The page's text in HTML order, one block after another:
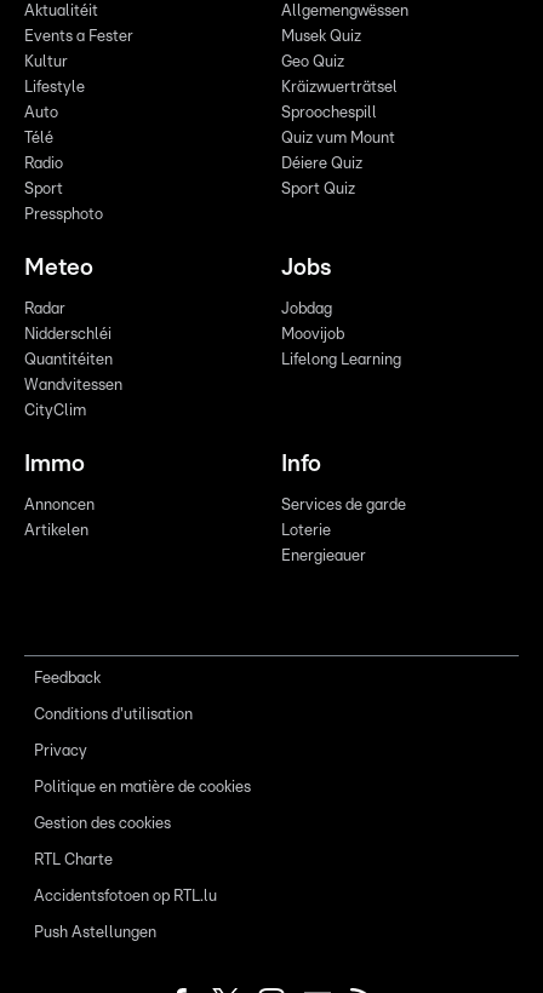
Aktualitéit
Events a Fester
Kultur
Lifestyle
Auto
Télé
Radio
Sport
Pressphoto
Allgemengwëssen
Musek Quiz
Geo Quiz
Kräizwuerträtsel
Sproochespill
Quiz vum Mount
Déiere Quiz
Sport Quiz
Meteo
Radar
Nidderschléi
Quantitéiten
Wandvitessen
CityClim
Jobs
Jobdag
Moovijob
Lifelong Learning
Immo
Annoncen
Artikelen
Info
Services de garde
Loterie
Energieauer
Feedback
Conditions d'utilisation
Privacy
Politique en matière de cookies
Gestion des cookies
RTL Charte
Accidentsfotoen op RTL.lu
Push Astellungen